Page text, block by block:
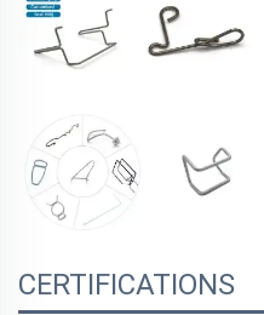
CERTIFICATIONS